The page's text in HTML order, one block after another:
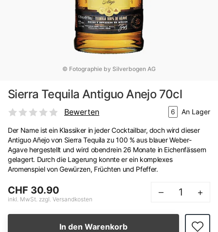
© Fotographie by Silverbogen AG
Sierra Tequila Antiguo Anejo 70cl
Bewerten 6 An Lager
Der Name ist ein Klassiker in jeder Cocktailbar, doch wird dieser
Antiguo Añejo von Sierra Tequila zu 100 % aus blauer Weber-
Agave hergestellt und wird obendrein 26 Monate in Eichenfässern
gelagert. Durch die Lagerung konnte er ein komplexes
Aromenspiel von Gewürzen, Früchten und Pfeffer.
CHF 30.90
inkl. MwSt. zzgl. Versandkosten
– +
In den Warenkorb